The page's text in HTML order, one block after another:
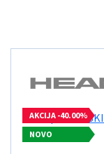
AKCIJA -40.00%
NOVO